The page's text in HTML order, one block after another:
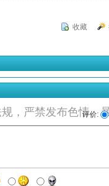
收藏
，严禁发布色情、
评价: